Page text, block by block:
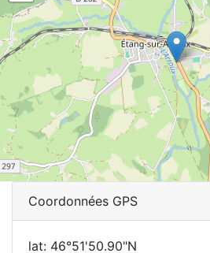
Coordonnées GPS
lat: 46°51'50.90"N